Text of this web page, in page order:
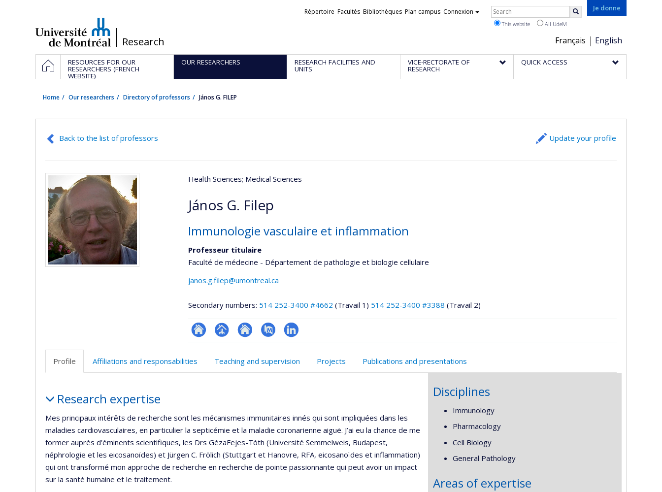
/Research
Je donne
Choix
de
la
Français English
Liens
Répertoire Facultés Bibliothèques Plan campus Connexion Rechercher
This website All UdeM
Navigation
principale
HOMERESOURCES FOR OUR
RESEARCHERS (FRENCH
WEBSITE)
OUR RESEARCHERS RESEARCH FACILITIES AND
UNITS
VICE-RECTORATE OF
RESEARCH
QUICK ACCESS
Home Our researchers Directory of professors János G. FILEP
Back to the list of professors Update your profile
Health Sciences; Medical Sciences
János G. Filep
Immunologie vasculaire et inflammation
Professeur titulaire
Faculté de médecine - Département de pathologie et biologie cellulaire
janos.g.filep@umontreal.ca
Secondary numbers: 514 252-3400 #4662 (Travail 1) 514 252-3400 #3388 (Travail 2)
ResearchGate
Page
(faculté,département,école)
Site
de
PubMedLinkedIn
Profile
Affiliations and responsabilities Teaching and supervision Projects Publications and presentations
Research expertise
Mes principaux intérêts de recherche sont les mécanismes immunitaires innés qui sont impliquées dans les
maladies cardiovasculaires, en particulier la septicémie et la maladie coronarienne aiguë. J’ai eu la chance de me
former auprès d’éminents scientifiques, les Drs GézaFejes-Tóth (Université Semmelweis, Budapest,
néphrologie et les eicosanoïdes) et Jürgen C. Frölich (Stuttgart et Hanovre, RFA, eicosanoïdes et inflammation)
qui ont transformé mon approche de recherche en recherche de pointe passionnante qui peut avoir un impact
sur la santé humaine et le traitement.
Disciplines
Immunology
Pharmacology
Cell Biology
General Pathology
Areas of expertise